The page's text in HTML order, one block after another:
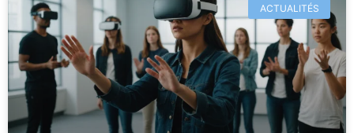
ACTUALITÉS